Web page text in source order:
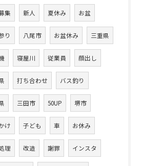
集 新人 夏休み お盆
り 八尾市 お盆休み 三重県
寝屋川 従業員 顔出し
打ち合わせ バス釣り
三田市 50UP 堺市
け 子ども 車 お休み
理 改造 謝罪 インスタ